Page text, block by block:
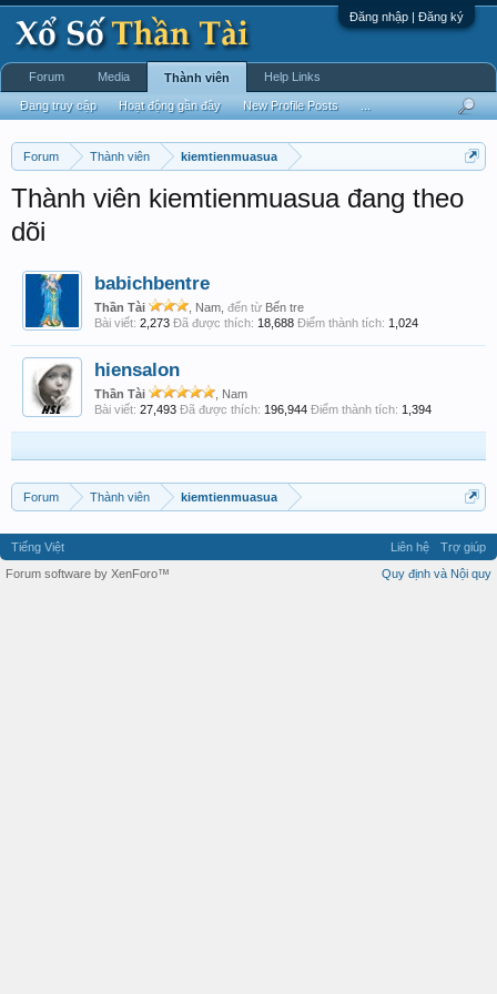
Đăng nhập | Đăng ký
Forum Thành viên kiemtienmuasua
Thành viên kiemtienmuasua đang theo
dõi
babichbentre
Thần Tài , Nam, đến từ Bến tre
Bài viết: 2,273 Đã được thích: 18,688 Điểm thành tích: 1,024
hiensalon
Thần Tài
, Nam
Bài viết: 27,493 Đã được thích: 196,944 Điểm thành tích: 1,394
Forum Thành viên kiemtienmuasua
Forum Media Thành viên
Đang truy cập Hoạt động gần đây New Profile Posts
Help Links
Tiếng Việt Liên hệ
Trợ giúp
Quy định và Nội quy
Forum software by XenForo™